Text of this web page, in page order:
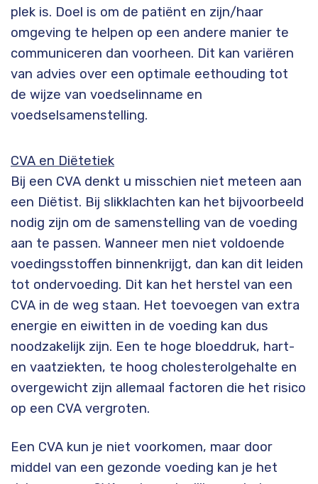
plek is. Doel is om de patiënt en zijn/haar
omgeving te helpen op een andere manier te
communiceren dan voorheen. Dit kan variëren
van advies over een optimale eethouding tot
de wijze van voedselinname en
voedselsamenstelling.
CVA en Diëtetiek
Bij een CVA denkt u misschien niet meteen aan
een Diëtist. Bij slikklachten kan het bijvoorbeeld
nodig zijn om de samenstelling van de voeding
aan te passen. Wanneer men niet voldoende
voedingsstoffen binnenkrijgt, dan kan dit leiden
tot ondervoeding. Dit kan het herstel van een
CVA in de weg staan. Het toevoegen van extra
energie en eiwitten in de voeding kan dus
noodzakelijk zijn. Een te hoge bloeddruk, hart-
en vaatziekten, te hoog cholesterolgehalte en
overgewicht zijn allemaal factoren die het risico
op een CVA vergroten.
Een CVA kun je niet voorkomen, maar door
middel van een gezonde voeding kan je het